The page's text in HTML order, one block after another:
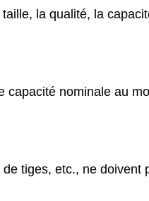
la qualité, la
nominale au
tiges, etc., ne doivent